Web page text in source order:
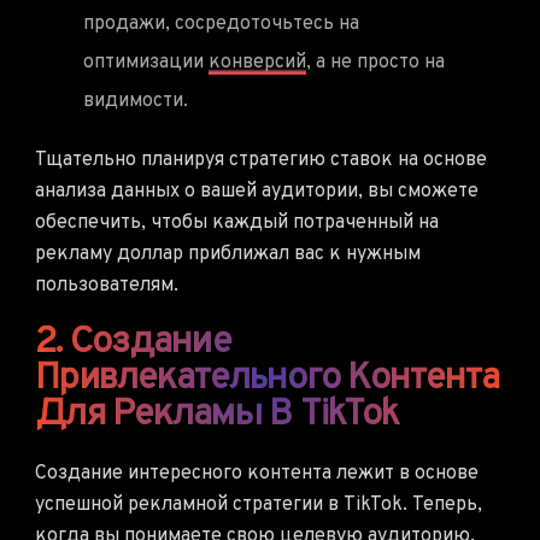
продажи, сосредоточьтесь на
оптимизации конверсий, а не просто на
видимости.
Тщательно планируя стратегию ставок на основе
анализа данных о вашей аудитории, вы сможете
обеспечить, чтобы каждый потраченный на
рекламу доллар приближал вас к нужным
пользователям.
2. Создание
Привлекательного Контента
Для Рекламы В TikTok
Создание интересного контента лежит в основе
успешной рекламной стратегии в TikTok. Теперь,